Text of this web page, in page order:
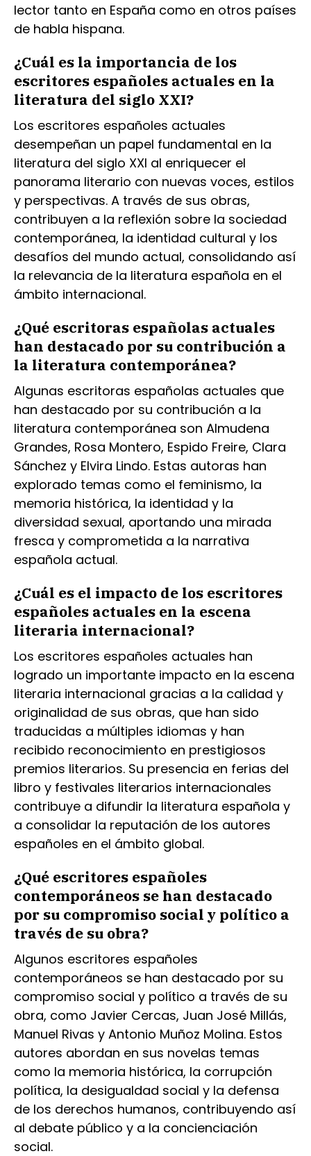
lector tanto en España como en otros países
de habla hispana.
¿Cuál es la importancia de los
escritores españoles actuales en la
literatura del siglo XXI?
Los escritores españoles actuales
desempeñan un papel fundamental en la
literatura del siglo XXI al enriquecer el
panorama literario con nuevas voces, estilos
y perspectivas. A través de sus obras,
contribuyen a la reflexión sobre la sociedad
contemporánea, la identidad cultural y los
desafíos del mundo actual, consolidando así
la relevancia de la literatura española en el
ámbito internacional.
¿Qué escritoras españolas actuales
han destacado por su contribución a
la literatura contemporánea?
Algunas escritoras españolas actuales que
han destacado por su contribución a la
literatura contemporánea son Almudena
Grandes, Rosa Montero, Espido Freire, Clara
Sánchez y Elvira Lindo. Estas autoras han
explorado temas como el feminismo, la
memoria histórica, la identidad y la
diversidad sexual, aportando una mirada
fresca y comprometida a la narrativa
española actual.
¿Cuál es el impacto de los escritores
españoles actuales en la escena
literaria internacional?
Los escritores españoles actuales han
logrado un importante impacto en la escena
literaria internacional gracias a la calidad y
originalidad de sus obras, que han sido
traducidas a múltiples idiomas y han
recibido reconocimiento en prestigiosos
premios literarios. Su presencia en ferias del
libro y festivales literarios internacionales
contribuye a difundir la literatura española y
a consolidar la reputación de los autores
españoles en el ámbito global.
¿Qué escritores españoles
contemporáneos se han destacado
por su compromiso social y político a
través de su obra?
Algunos escritores españoles
contemporáneos se han destacado por su
compromiso social y político a través de su
obra, como Javier Cercas, Juan José Millás,
Manuel Rivas y Antonio Muñoz Molina. Estos
autores abordan en sus novelas temas
como la memoria histórica, la corrupción
política, la desigualdad social y la defensa
de los derechos humanos, contribuyendo así
al debate público y a la concienciación
social.